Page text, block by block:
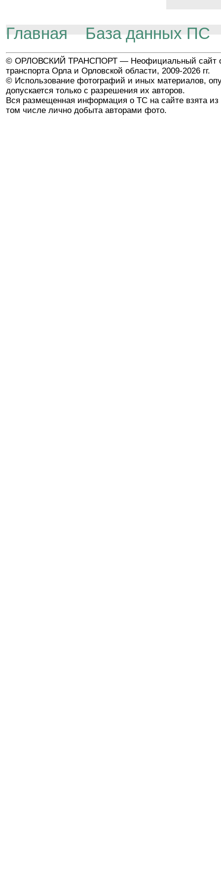
Главная База данных ПС
© ОРЛОВСКИЙ ТРАНСПОРТ — Неофициальный сайт
транспорта Орла и Орловской области, 2009-2026 гг.
© Использование фотографий и иных материалов,
допускается только с разрешения их авторов.
Вся размещенная информация о ТС на сайте взята из
том числе лично добыта авторами фото.